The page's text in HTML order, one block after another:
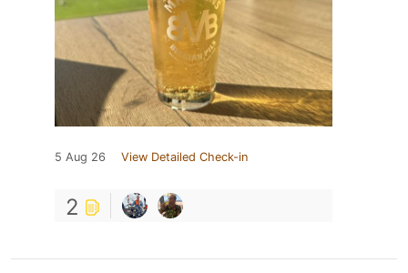
5 Aug 26 View Detailed Check-in
2